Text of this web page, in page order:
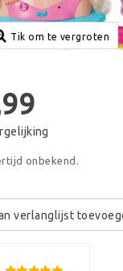
Tik om te vergroten
onbekend.
verlanglijst